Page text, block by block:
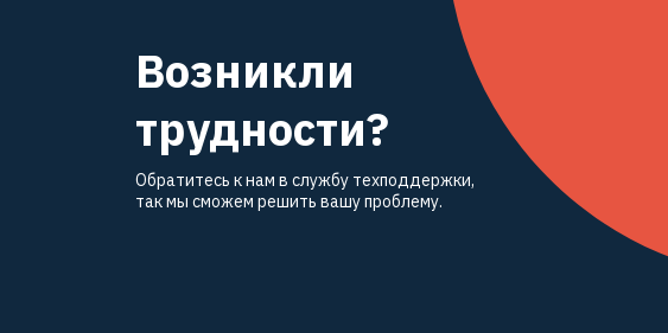
Возникли
трудности?
Обратитесь к нам в службу техподдержки,
так мы сможем решить вашу проблему.